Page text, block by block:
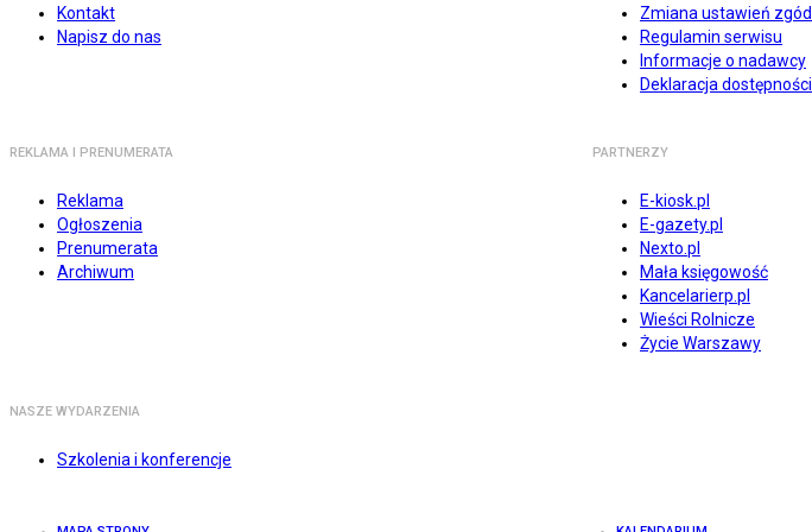
Kontakt
Napisz do nas
Zmiana ustawień zgód
Regulamin serwisu
Informacje o nadawcy
Deklaracja dostępności
REKLAMA I PRENUMERATA
Reklama
Ogłoszenia
Prenumerata
Archiwum
PARTNERZY
E-kiosk.pl
E-gazety.pl
Nexto.pl
Mała księgowość
Kancelarierp.pl
Wieści Rolnicze
Życie Warszawy
NASZE WYDARZENIA
Szkolenia i konferencje